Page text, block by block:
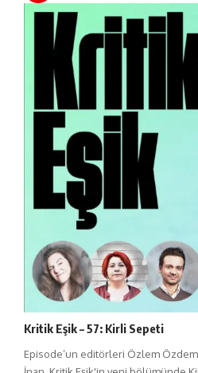
Kritik Eşik – 57: Kirli Sepeti
Episode’un editörleri Özlem